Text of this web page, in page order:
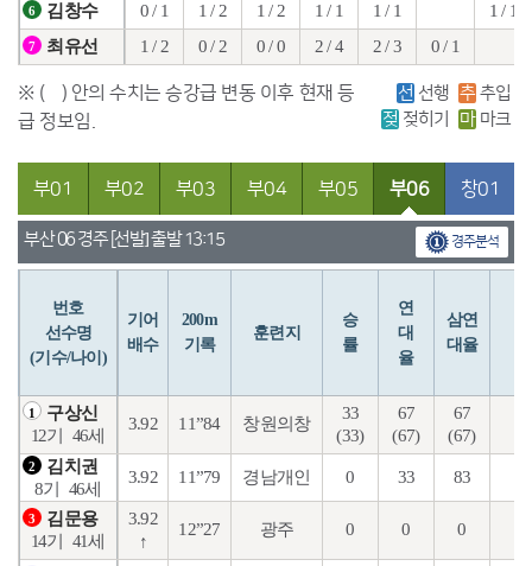
6 김창수 0 / 1 1 / 2 1 / 2 1 / 1 1 / 1 1 / 1
7 최유선 1 / 2 0 / 2 0 / 0 2 / 4 2 / 3 0 / 1
※ ( ) 안의 수치는 승강급 변동 이후 현재 등
급 정보임.
선 선행 추 추입
젖 젖히기 마 마크
부01 부02 부03 부04 부05 부06 창01
부산 06 경주 [선발] 출발 13:15 경주분석
번호
선수명
(기수/나이)
기어
배수
200m
기록
훈련지
승
률
연
대
율
삼연
대율
1
구상신
12기
46세
3.92 11”84 창원의창
33
(33)
67
(67)
67
(67)
2
김치권
8기
46세
3.92 11”79 경남개인 0 33 83
3
김문용
14기
41세
3.92
↑
12”27 광주 0 0 0